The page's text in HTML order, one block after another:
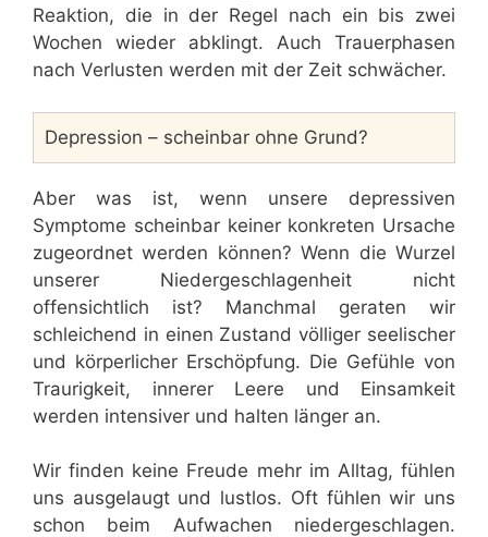
Reaktion, die in der Regel nach ein bis zwei
Wochen wieder abklingt. Auch Trauerphasen
nach Verlusten werden mit der Zeit schwächer.
Depression – scheinbar ohne Grund?
Aber was ist, wenn unsere depressiven
Symptome scheinbar keiner konkreten Ursache
zugeordnet werden können? Wenn die Wurzel
unserer Niedergeschlagenheit nicht
offensichtlich ist? Manchmal geraten wir
schleichend in einen Zustand völliger seelischer
und körperlicher Erschöpfung. Die Gefühle von
Traurigkeit, innerer Leere und Einsamkeit
werden intensiver und halten länger an.
Wir finden keine Freude mehr im Alltag, fühlen
uns ausgelaugt und lustlos. Oft fühlen wir uns
schon beim Aufwachen niedergeschlagen.